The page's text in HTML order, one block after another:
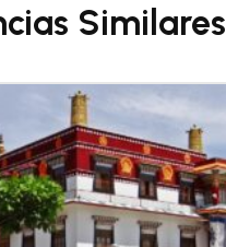
Similares